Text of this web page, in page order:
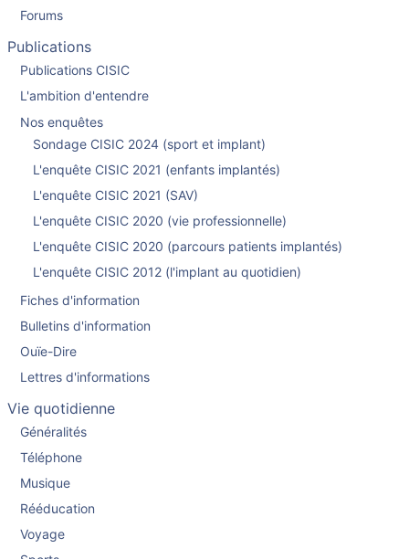
Forums
Publications
Publications CISIC
L'ambition d'entendre
Nos enquêtes
Sondage CISIC 2024 (sport et implant)
L'enquête CISIC 2021 (enfants implantés)
L'enquête CISIC 2021 (SAV)
L'enquête CISIC 2020 (vie professionnelle)
L'enquête CISIC 2020 (parcours patients implantés)
L'enquête CISIC 2012 (l'implant au quotidien)
Fiches d'information
Bulletins d'information
Ouïe-Dire
Lettres d'informations
Vie quotidienne
Généralités
Téléphone
Musique
Rééducation
Voyage